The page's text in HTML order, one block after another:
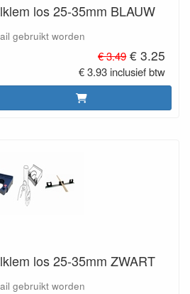
los 25-35mm BLAUW
gebruikt worden
€ 3.49€ 3.25
€ 3.93 inclusief btw
los 25-35mm ZWART
gebruikt worden